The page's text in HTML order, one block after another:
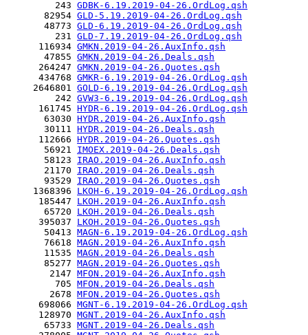
         243
GDBK-6.19.2019-04-26.OrdLog.qsh
       82954
GLD-5.19.2019-04-26.OrdLog.qsh
       48773
GLD-6.19.2019-04-26.OrdLog.qsh
         231
GLD-7.19.2019-04-26.OrdLog.qsh
      116934
GMKN.2019-04-26.AuxInfo.qsh
       47855
GMKN.2019-04-26.Deals.qsh
      264247
GMKN.2019-04-26.Quotes.qsh
      434768
GMKR-6.19.2019-04-26.OrdLog.qsh
     2646801
GOLD-6.19.2019-04-26.OrdLog.qsh
         242
GVW3-6.19.2019-04-26.OrdLog.qsh
      161745
HYDR-6.19.2019-04-26.OrdLog.qsh
       63030
HYDR.2019-04-26.AuxInfo.qsh
       30111
HYDR.2019-04-26.Deals.qsh
      112666
HYDR.2019-04-26.Quotes.qsh
       56921
IMOEX.2019-04-26.Deals.qsh
       58123
IRAO.2019-04-26.AuxInfo.qsh
       21170
IRAO.2019-04-26.Deals.qsh
       93529
IRAO.2019-04-26.Quotes.qsh
     1368396
LKOH-6.19.2019-04-26.OrdLog.qsh
      185447
LKOH.2019-04-26.AuxInfo.qsh
       65720
LKOH.2019-04-26.Deals.qsh
      395037
LKOH.2019-04-26.Quotes.qsh
       50413
MAGN-6.19.2019-04-26.OrdLog.qsh
       76618
MAGN.2019-04-26.AuxInfo.qsh
       11535
MAGN.2019-04-26.Deals.qsh
       85277
MAGN.2019-04-26.Quotes.qsh
        2147
MFON.2019-04-26.AuxInfo.qsh
         705
MFON.2019-04-26.Deals.qsh
        2678
MFON.2019-04-26.Quotes.qsh
      698066
MGNT-6.19.2019-04-26.OrdLog.qsh
      128970
MGNT.2019-04-26.AuxInfo.qsh
       65733
MGNT.2019-04-26.Deals.qsh